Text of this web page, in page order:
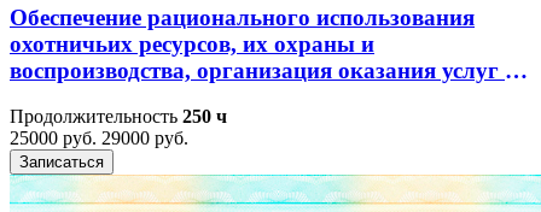
Обеспечение рационального использования
охотничьих ресурсов, их охраны и
воспроизводства, организация оказания услуг в
Продолжительность 250 ч
25000 руб. 29000 руб.
Записаться